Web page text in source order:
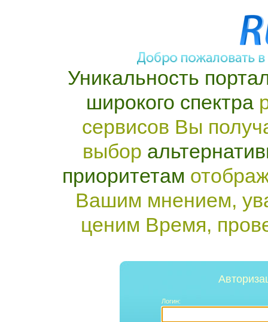
Уникальность
широкого спектра
сервисов Вы
выбор
приоритетам
Вашим мнением,
ценим Время,
Логин: